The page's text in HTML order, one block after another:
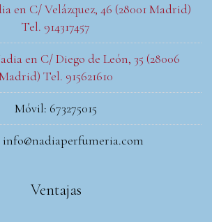
en C/ Velázquez, 46 (28001 Madrid)
Tel. 914317457
en C/ Diego de León, 35 (28006
Tel. 915621610
Móvil: 673275015
info@nadiaperfumeria.com
Ventajas